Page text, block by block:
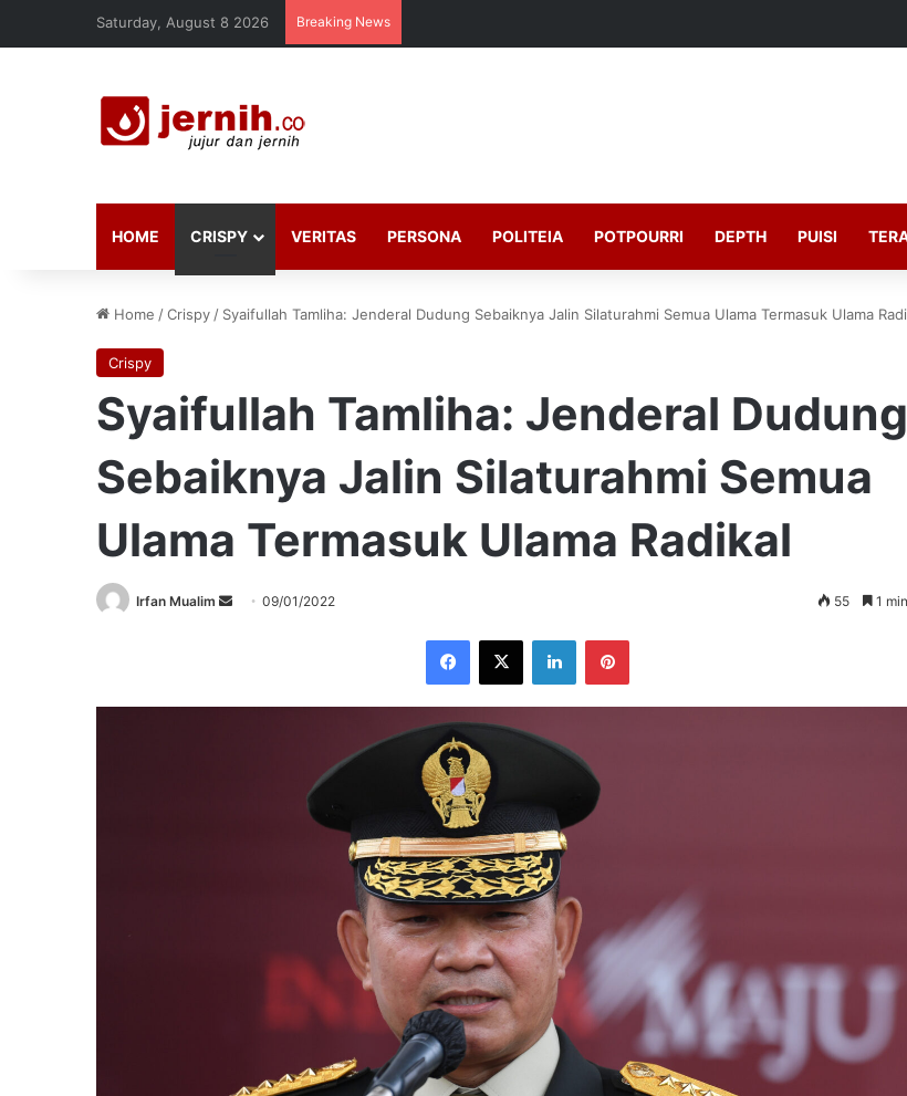
Saturday, August 8 2026 Breaking News
HOME CRISPY VERITAS PERSONA POLITEIA POTPOURRI DEPTH PUISI
Home /Crispy / Syaifullah Tamliha: Jenderal Dudung Sebaiknya Jalin Silaturahmi Semua Ulama Termasuk Ulama
Crispy
Syaifullah Tamliha: Jenderal Dudung
Sebaiknya Jalin Silaturahmi Semua
Ulama Termasuk Ulama Radikal
Irfan Mualim
Send09/01/2022 55 1
Facebook
X LinkedInPinterest